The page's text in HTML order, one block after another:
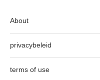
About
privacybeleid
terms of use